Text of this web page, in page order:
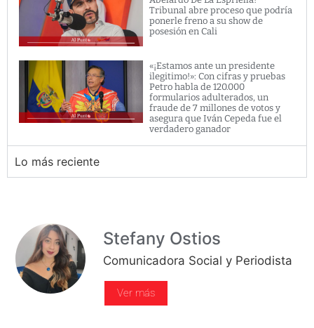
Tribunal abre proceso que podría
ponerle freno a su show de
posesión en Cali
«¡Estamos ante un presidente
ilegitimo!»: Con cifras y pruebas
Petro habla de 120.000
formularios adulterados, un
fraude de 7 millones de votos y
asegura que Iván Cepeda fue el
verdadero ganador
Lo más reciente
Stefany Ostios
Comunicadora Social y Periodista
Ver más